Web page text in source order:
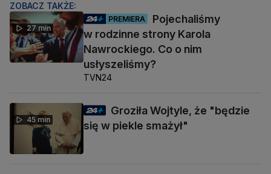
ZOBACZ TAKŻE:
27 min
PREMIERA
Pojechaliśmy
w rodzinne strony Karola
Nawrockiego. Co o nim
usłyszeliśmy?
TVN24
45 min
Groziła Wojtyle, że "będzie
się w piekle smażył"